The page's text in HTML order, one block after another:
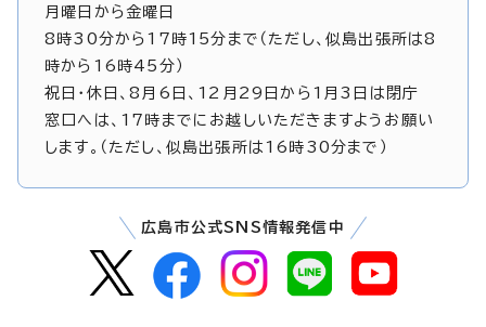
月曜日から金曜日
8時30分から17時15分まで（ただし、似島出張所は8
時から16時45分）
祝日・休日、8月6日、12月29日から1月3日は閉庁
窓口へは、17時までにお越しいただきますようお願い
します。（ただし、似島出張所は16時30分まで）
広島市公式SNS情報発信中